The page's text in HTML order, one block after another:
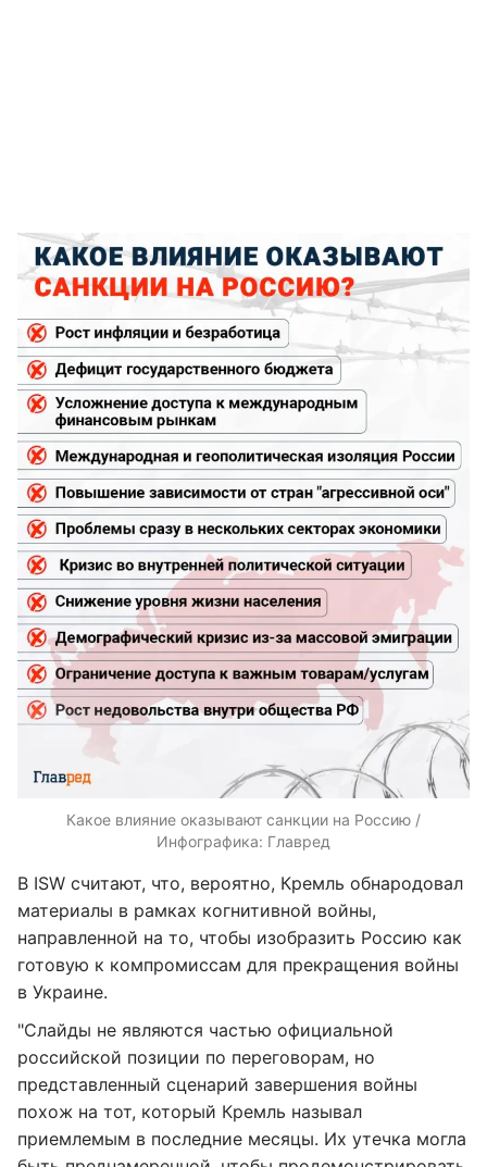
Какое влияние оказывают санкции на Россию /
Инфографика: Главред
В ISW считают, что, вероятно, Кремль обнародовал
материалы в рамках когнитивной войны,
направленной на то, чтобы изобразить Россию как
готовую к компромиссам для прекращения войны
в Украине.
"Слайды не являются частью официальной
российской позиции по переговорам, но
представленный сценарий завершения войны
похож на тот, который Кремль называл
приемлемым в последние месяцы. Их утечка могла